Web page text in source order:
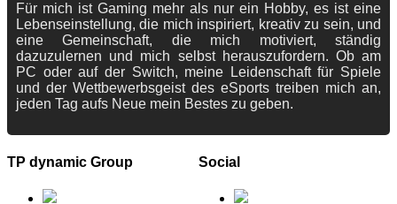
Für mich ist Gaming mehr als nur ein Hobby, es ist eine
Lebenseinstellung, die mich inspiriert, kreativ zu sein, und
eine Gemeinschaft, die mich motiviert, ständig
dazuzulernen und mich selbst herauszufordern. Ob am
PC oder auf der Switch, meine Leidenschaft für Spiele
und der Wettbewerbsgeist des eSports treiben mich an,
jeden Tag aufs Neue mein Bestes zu geben.
TP dynamic Group Social